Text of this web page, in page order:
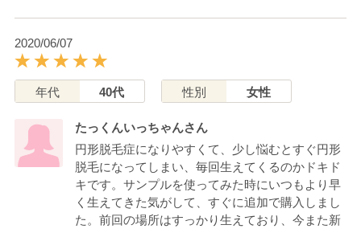
2020/06/07
年代 40代 性別 女性
たっくんいっちゃんさん
円形脱毛症になりやすくて、少し悩むとすぐ円形
脱毛になってしまい、毎回生えてくるのかドキド
キです。サンプルを使ってみた時にいつもより早
く生えてきた気がして、すぐに追加で購入しまし
た。前回の場所はすっかり生えており、今また新